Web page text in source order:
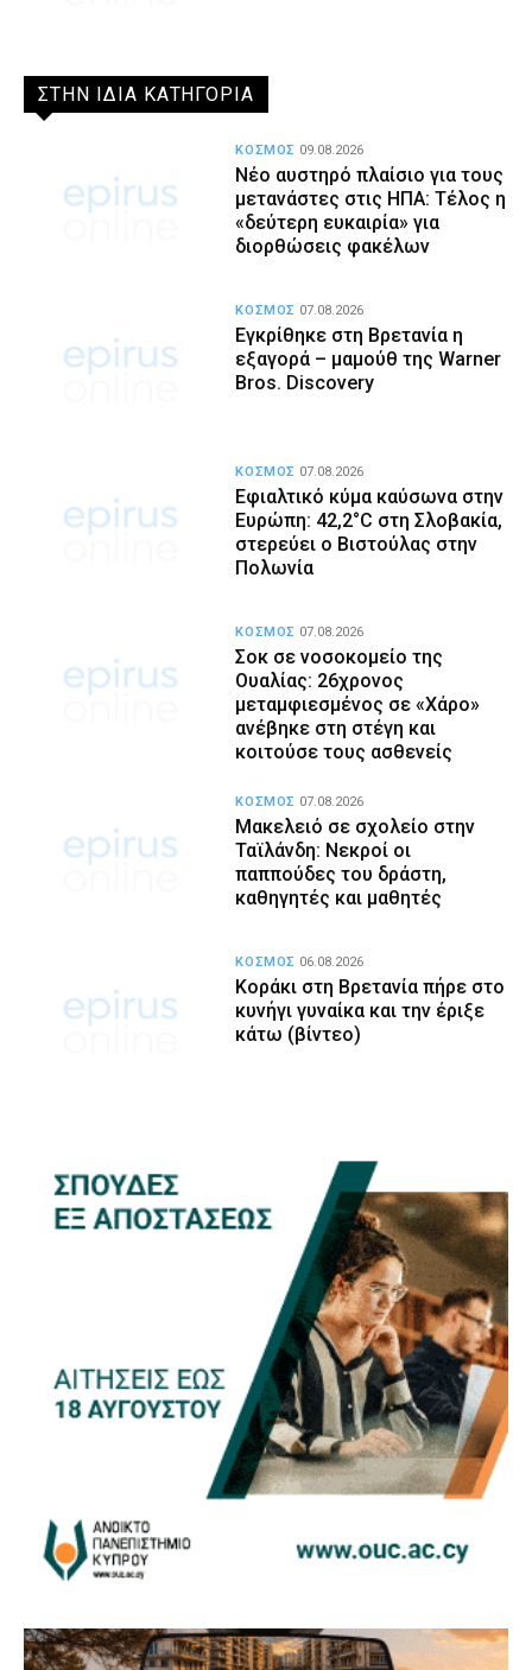
ΣΤΗΝ ΙΔΙΑ ΚΑΤΗΓΟΡΙΑ
Νέο αυστηρό πλαίσιο για τους
μετανάστες στις ΗΠΑ: Τέλος η
«δεύτερη ευκαιρία» για
διορθώσεις φακέλων
ΚΟΣΜΟΣ 09.08.2026
Εγκρίθηκε στη Βρετανία η
εξαγορά – μαμούθ της Warner
Bros. Discovery
ΚΟΣΜΟΣ 07.08.2026
Εφιαλτικό κύμα καύσωνα στην
Ευρώπη: 42,2°C στη Σλοβακία,
στερεύει ο Βιστούλας στην
Πολωνία
ΚΟΣΜΟΣ 07.08.2026
Σοκ σε νοσοκομείο της
Ουαλίας: 26χρονος
μεταμφιεσμένος σε «Χάρο»
ανέβηκε στη στέγη και
κοιτούσε τους ασθενείς
ΚΟΣΜΟΣ 07.08.2026
Μακελειό σε σχολείο στην
Ταϊλάνδη: Νεκροί οι
παππούδες του δράστη,
καθηγητές και μαθητές
ΚΟΣΜΟΣ 07.08.2026
Κοράκι στη Βρετανία πήρε στο
κυνήγι γυναίκα και την έριξε
κάτω (βίντεο)
ΚΟΣΜΟΣ 06.08.2026